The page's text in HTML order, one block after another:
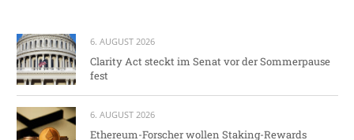
6. AUGUST 2026
Clarity Act steckt im Senat vor der Sommerpause
fest
6. AUGUST 2026
Ethereum-Forscher wollen Staking-Rewards